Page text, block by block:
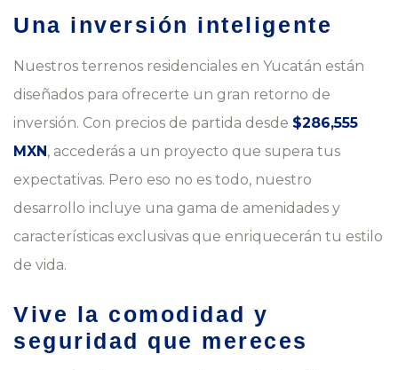
Una inversión inteligente
Nuestros terrenos residenciales en Yucatán están
diseñados para ofrecerte un gran retorno de
inversión. Con precios de partida desde $286,555
MXN , accederás a un proyecto que supera tus
expectativas. Pero eso no es todo, nuestro
desarrollo incluye una gama de amenidades y
características exclusivas que enriquecerán tu estilo
de vida.
Vive la comodidad y
seguridad que mereces